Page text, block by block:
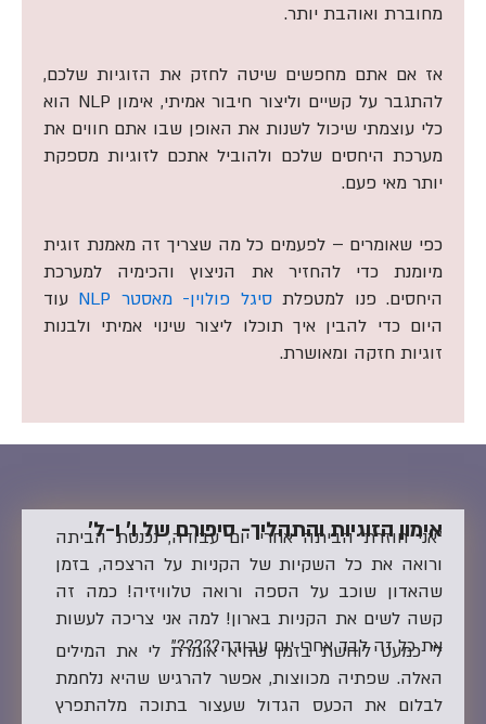
מחוברת ואוהבת יותר.
אז אם אתם מחפשים שיטה לחזק את הזוגיות שלכם,
להתגבר על קשיים וליצור חיבור אמיתי, אימון NLP הוא
כלי עוצמתי שיכול לשנות את האופן שבו אתם חווים את
מערכת היחסים שלכם ולהוביל אתכם לזוגיות מספקת
יותר מאי פעם.
כפי שאומרים – לפעמים כל מה שצריך זה מאמנת זוגית
מיומנת כדי להחזיר את הניצוץ והכימיה למערכת
היחסים. פנו למטפלתסיגל פולוין- מאסטר NLP
עוד
היום כדי להבין איך תוכלו ליצור שינוי אמיתי ולבנות
זוגיות חזקה ומאושרת.
אימון הזוגיות והתהליך- סיפורם של ו' ו-ל'
"אני חוזרת הביתה אחרי יום עבודה, נכנסת הביתה
ורואה את כל השקיות של הקניות על הרצפה, בזמן
שהאדון שוכב על הספה ורואה טלוויזיה! כמה זה
קשה לשים את הקניות בארון! למה אני צריכה לעשות
את כל זה לבד אחרי יום עבודה?????"
ל' כמעט לוחשת בזמן שהיא אומרת לי את המילים
האלה. שפתיה מכווצות, אפשר להרגיש שהיא נלחמת
לבלום את הכעס הגדול שעצור בתוכה מלהתפרץ